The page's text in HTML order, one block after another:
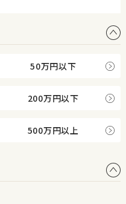
50万円以下
200万円以下
500万円以上